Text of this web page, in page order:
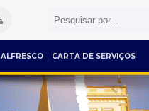
ALFRESCO CARTA DE SERVIÇOS